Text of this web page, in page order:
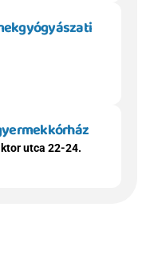
utca 22-24.